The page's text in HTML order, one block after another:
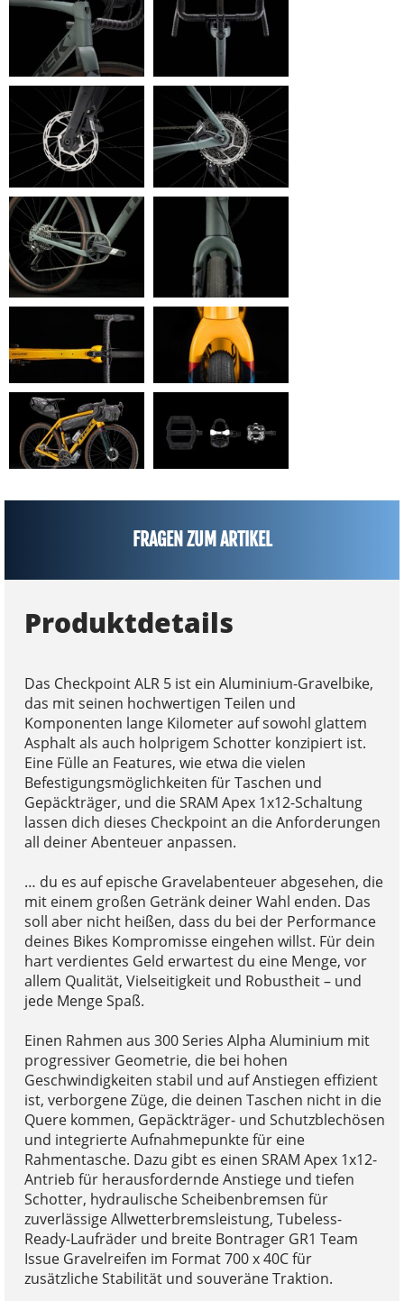
FRAGEN ZUM ARTIKEL
Produktdetails
Das Checkpoint ALR 5 ist ein Aluminium-Gravelbike,
das mit seinen hochwertigen Teilen und
Komponenten lange Kilometer auf sowohl glattem
Asphalt als auch holprigem Schotter konzipiert ist.
Eine Fülle an Features, wie etwa die vielen
Befestigungsmöglichkeiten für Taschen und
Gepäckträger, und die SRAM Apex 1x12-Schaltung
lassen dich dieses Checkpoint an die Anforderungen
all deiner Abenteuer anpassen.
… du es auf epische Gravelabenteuer abgesehen, die
mit einem großen Getränk deiner Wahl enden. Das
soll aber nicht heißen, dass du bei der Performance
deines Bikes Kompromisse eingehen willst. Für dein
hart verdientes Geld erwartest du eine Menge, vor
allem Qualität, Vielseitigkeit und Robustheit – und
jede Menge Spaß.
Einen Rahmen aus 300 Series Alpha Aluminium mit
progressiver Geometrie, die bei hohen
Geschwindigkeiten stabil und auf Anstiegen effizient
ist, verborgene Züge, die deinen Taschen nicht in die
Quere kommen, Gepäckträger- und Schutzblechösen
und integrierte Aufnahmepunkte für eine
Rahmentasche. Dazu gibt es einen SRAM Apex 1x12-
Antrieb für herausfordernde Anstiege und tiefen
Schotter, hydraulische Scheibenbremsen für
zuverlässige Allwetterbremsleistung, Tubeless-
Ready-Laufräder und breite Bontrager GR1 Team
Issue Gravelreifen im Format 700 x 40C für
zusätzliche Stabilität und souveräne Traktion.